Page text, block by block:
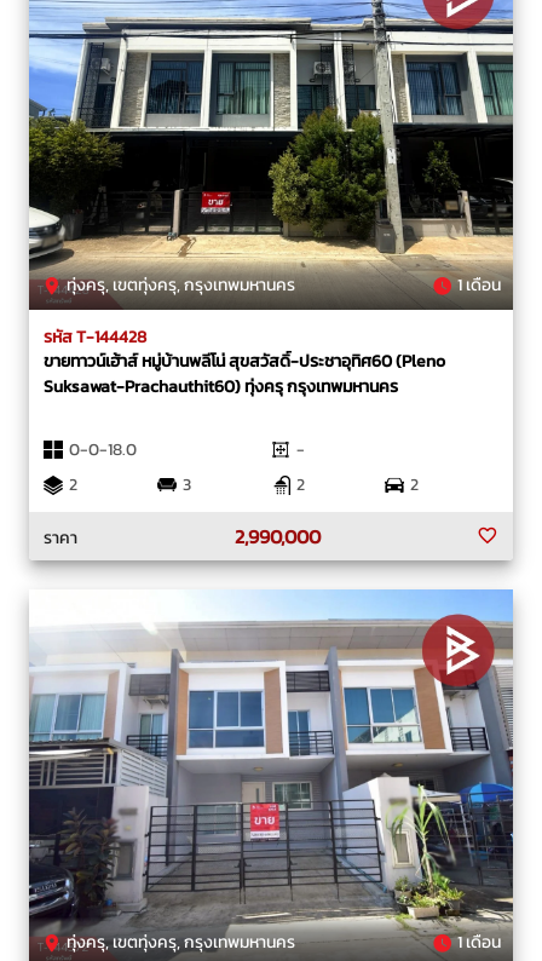
ทุ่งครุ, เขตทุ่งครุ, กรุงเทพมหานคร 1 เดือน
รหัส T-144428
ขายทาวน์เฮ้าส์ หมู่บ้านพลีโน่ สุขสวัสดิ์-ประชาอุทิศ60 (Pleno
Suksawat-Prachauthit60) ทุ่งครุ กรุงเทพมหานคร
0-0-18.0
-
2
3 2
2
ราคา
2,990,000
ทุ่งครุ, เขตทุ่งครุ, กรุงเทพมหานคร 1 เดือน